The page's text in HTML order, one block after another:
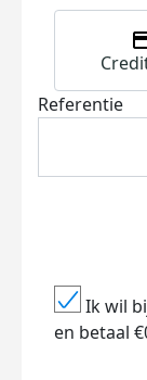
Referentie
Ik wil
en betaal